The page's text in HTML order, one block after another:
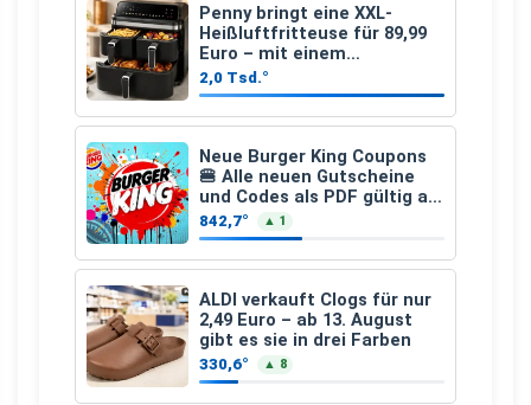
Penny bringt eine XXL-
Heißluftfritteuse für 89,99
Euro – mit einem
besonderen Vorteil
2,0 Tsd.°
Neue Burger King Coupons
🍔 Alle neuen Gutscheine
und Codes als PDF gültig ab
25.07.2026 bis 04.09.2026
842,7° ▲ 1
ALDI verkauft Clogs für nur
2,49 Euro – ab 13. August
gibt es sie in drei Farben
330,6° ▲ 8